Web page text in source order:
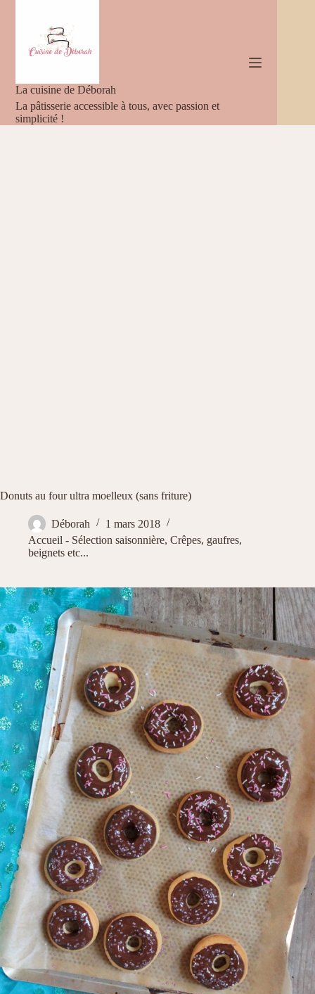
La cuisine de Déborah
La pâtisserie accessible à tous, avec passion et
simplicité !
Donuts au four ultra moelleux (sans friture)
Déborah
1 mars 2018
Accueil - Sélection saisonnière, Crêpes, gaufres,
beignets etc...